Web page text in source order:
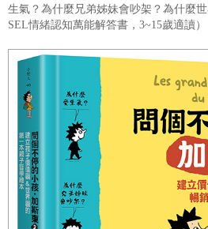
生氣？為什麼兄弟姊妹會吵架？為什麼
SEL情緒認知萬能解答書，3~15歲適讀）